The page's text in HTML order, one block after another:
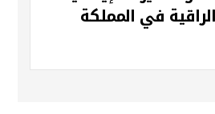
في المملكة